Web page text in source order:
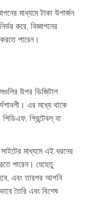
মাধ্যমে টাকা উপার্জন
করে, বিজ্ঞাপনের
পারেন।
উপর ডিজিটাল
এর মধ্যে থাকে
প্রিন্টেবল্ বা
মাধ্যমে এই ধরনের
পারেন। যেহেতু
এবং তারপর আপনি
তৈরি এবং বিশেষ